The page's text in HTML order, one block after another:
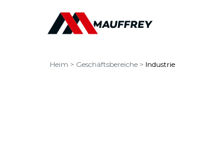
Heim > Geschäftsbereiche > Industrie